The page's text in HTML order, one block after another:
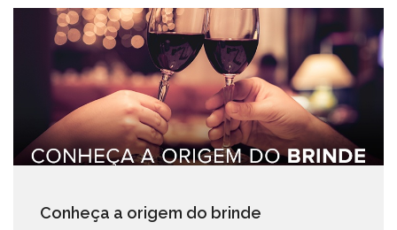
Conheça a origem do brinde